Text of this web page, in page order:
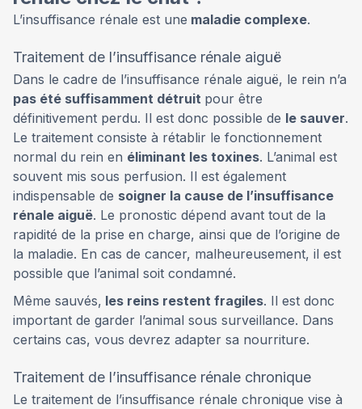
L’insuffisance rénale est une maladie complexe.
Traitement de l’insuffisance rénale aiguë
Dans le cadre de l’insuffisance rénale aiguë, le rein n’a
pas été suffisamment détruit pour être
définitivement perdu. Il est donc possible de le sauver.
Le traitement consiste à rétablir le fonctionnement
normal du rein en éliminant les toxines. L’animal est
souvent mis sous perfusion. Il est également
indispensable de soigner la cause de l’insuffisance
rénale aiguë. Le pronostic dépend avant tout de la
rapidité de la prise en charge, ainsi que de l’origine de
la maladie. En cas de cancer, malheureusement, il est
possible que l’animal soit condamné.
Même sauvés, les reins restent fragiles. Il est donc
important de garder l’animal sous surveillance. Dans
certains cas, vous devrez adapter sa nourriture.
Traitement de l’insuffisance rénale chronique
Le traitement de l’insuffisance rénale chronique vise à